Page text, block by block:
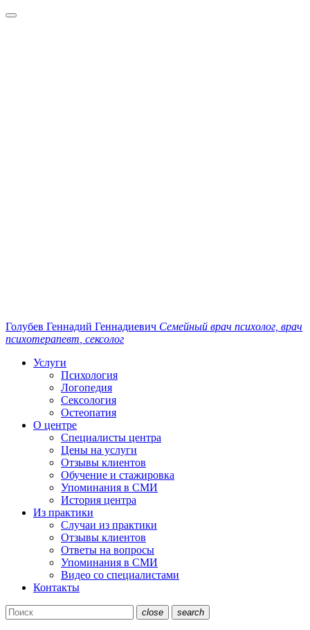
Голубев Геннадий Геннадиевич Семейный врач психолог, врач
психотерапевт , сексолог
Услуги
Психология
Логопедия
Сексология
Остеопатия
О центре
Специалисты центра
Цены на услуги
Отзывы клиентов
Обучение и стажировка
Упоминания в СМИ
История центра
Из практики
Случаи из практики
Отзывы клиентов
Ответы на вопросы
Упоминания в СМИ
Видео со специалистами
Контакты
close search